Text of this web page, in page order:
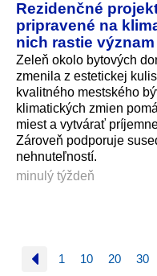
Rezidenčné
pripravené na
nich rastie význam
Zeleň okolo bytových
zmenila z estetickej
kvalitného mestského
klimatických zmien
miest a vytvárať
Zároveň podporuje
nehnuteľností.
minulý týždeň
1 10 20 30